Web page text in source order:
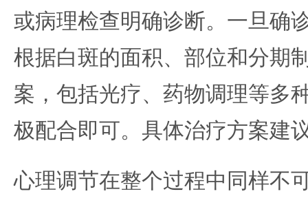
或病理检查明确诊断。一旦确
根据白斑的面积、部位和分期
案，包括光疗、药物调理等多
极配合即可。具体治疗方案建
心理调节在整个过程中同样不